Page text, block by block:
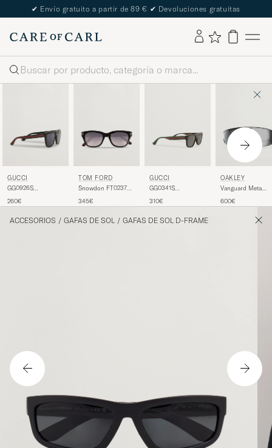
✔ Envío gratuito a partir de 89 € ✔ Devoluciones gratuitas
Buscar
GUCCI
GG0926S
Black/Green
260€
TOM FORD
Snowdon FT0237
345€
GUCCI
GG0341S
310€
OAKLEY
Vanguard Meta
Black
600€
ACCESORIOS / GAFAS DE SOL / GAFAS DE SOL D-FRAME